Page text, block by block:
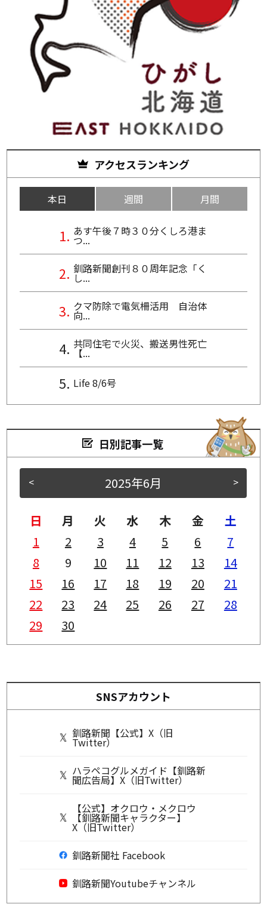
アクセスランキング
本日 週間 月間
あす午後７時３０分くしろ港ま
つ...
釧路新聞創刊８０周年記念「く
し...
クマ防除で電気柵活用 自治体
向...
共同住宅で火災、搬送男性死亡
【...
Life 8/6号
日別記事一覧
< >
2025年6月
日 月 火 水 木 金
土
1
2 3 4 5 6
7
8
9 10 11 12 13
14
15
16 17 18 19 20
21
22
23 24 25 26 27
28
29
30
SNSアカウント
釧路新聞【公式】X（旧
Twitter）
ハラペコグルメガイド【釧路新
聞広告局】X（旧Twitter）
【公式】オクロウ・メクロウ
【釧路新聞キャラクター】
X（旧Twitter）
釧路新聞社 Facebook
釧路新聞Youtubeチャンネル